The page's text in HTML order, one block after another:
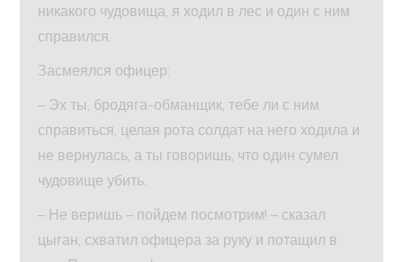
никакого чудовища, я ходил в лес и один с ним
справился.
Засмеялся офицер:
– Эх ты, бродяга-обманщик, тебе ли с ним
справиться, целая рота солдат на него ходила и
не вернулась, а ты говоришь, что один сумел
чудовище убить.
– Не веришь – пойдем посмотрим! – сказал
цыган, схватил офицера за руку и потащил в